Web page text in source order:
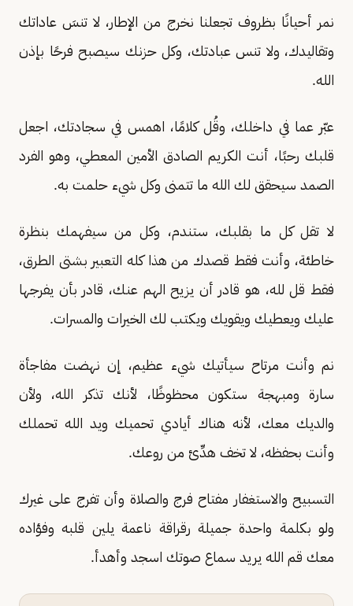
نمر أحيانًا بظروف تجعلنا نخرج من الإطار، لا تنسَ عاداتك
وتقاليدك، ولا تنس عبادتك، وكل حزنك سيصبح فرحًا بإذن
الله.
عبّر عما في داخلك، وقُل كلامًا، اهمس في سجادتك، اجعل
قلبك رحبًا، أنت الكريم الصادق الأمين المعطي، وهو الفرد
الصمد سيحقق لك الله ما تتمنى وكل شيء حلمت به.
لا تقل كل ما بقلبك، ستندم، وكل من سيفهمك بنظرة
خاطئة، وأنت فقط قصدك من هذا كله التعبير بشتى الطرق،
فقط قل لله، هو قادر أن يزيح الهم عنك، قادر بأن يفرجها
عليك ويعطيك ويقويك ويكتب لك الخيرات والمسرات.
نم وأنت مرتاح سيأتيك شيء عظيم، إن نهضت مفاجأة
سارة ومبهجة ستكون محظوظًا، لأنك تذكر الله، ولأن
والديك معك، لأنه هناك أيادي تحميك ويد الله تحملك
وأنت بحفظه، لا تخف هدِّئ من روعك.
التسبيح والاستغفار مفتاح فرج والصلاة وأن تفرج على غيرك
ولو بكلمة واحدة جميلة رقراقة ناعمة يلين قلبه وفؤاده
معك قم الله يريد سماع صوتك اسجد وأهدأ.